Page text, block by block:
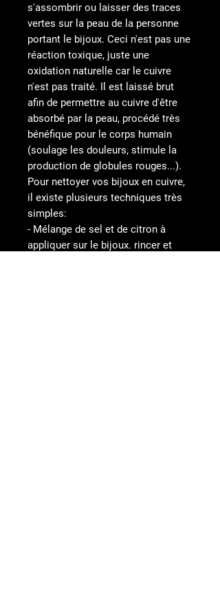
s'assombrir ou laisser des traces
vertes sur la peau de la personne
portant le bijoux. Ceci n'est pas une
réaction toxique, juste une
oxidation naturelle car le cuivre
n'est pas traité. Il est laissé brut
afin de permettre au cuivre d'être
absorbé par la peau, procédé très
bénéfique pour le corps humain
(soulage les douleurs, stimule la
production de globules rouges...).
Pour nettoyer vos bijoux en cuivre,
il existe plusieurs techniques très
simples:
- Mélange de sel et de citron à
appliquer sur le bijoux. rincer et